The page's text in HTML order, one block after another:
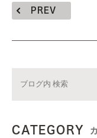
PREV
CATEGORY